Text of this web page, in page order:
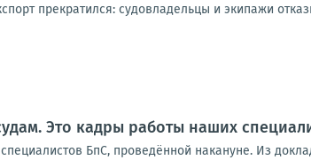
прекратился: судовладельцы и экипажи
Это кадры работы наших
БпС, проведённой накануне. Из